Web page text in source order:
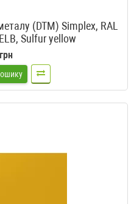
(DTM) Simplex, RAL
Sulfur yellow